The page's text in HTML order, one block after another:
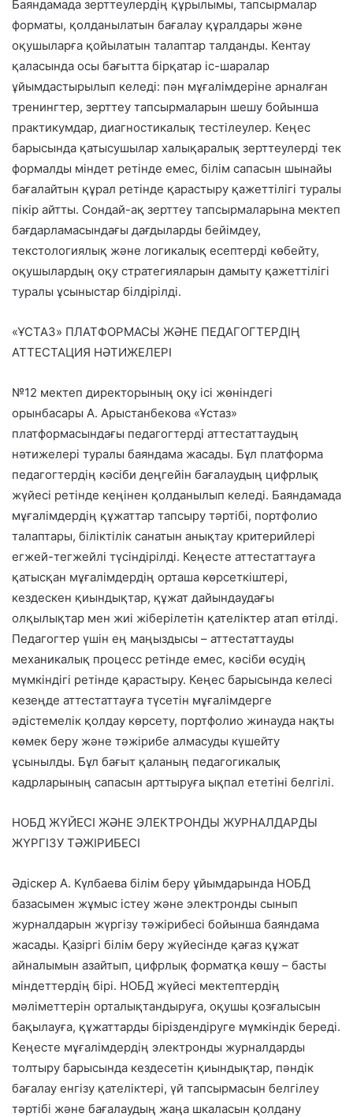
Баяндамада зерттеулердің құрылымы, тапсырмалар
форматы, қолданылатын бағалау құралдары және
оқушыларға қойылатын талаптар талданды. Кентау
қаласында осы бағытта бірқатар іс-шаралар
ұйымдастырылып келеді: пән мұғалімдеріне арналған
тренингтер, зерттеу тапсырмаларын шешу бойынша
практикумдар, диагностикалық тестілеулер. Кеңес
барысында қатысушылар халықаралық зерттеулерді тек
формалды міндет ретінде емес, білім сапасын шынайы
бағалайтын құрал ретінде қарастыру қажеттілігі туралы
пікір айтты. Сондай-ақ зерттеу тапсырмаларына мектеп
бағдарламасындағы дағдыларды бейімдеу,
текстологиялық және логикалық есептерді көбейту,
оқушылардың оқу стратегияларын дамыту қажеттілігі
туралы ұсыныстар білдірілді.
«ҰСТАЗ» ПЛАТФОРМАСЫ ЖӘНЕ ПЕДАГОГТЕРДІҢ
АТТЕСТАЦИЯ НӘТИЖЕЛЕРІ
№12 мектеп директорының оқу ісі жөніндегі
орынбасары А. Арыстанбекова «Ұстаз»
платформасындағы педагогтерді аттестаттаудың
нәтижелері туралы баяндама жасады. Бұл платформа
педагогтердің кәсіби деңгейін бағалаудың цифрлық
жүйесі ретінде кеңінен қолданылып келеді. Баяндамада
мұғалімдердің құжаттар тапсыру тәртібі, портфолио
талаптары, біліктілік санатын анықтау критерийлері
егжей-тегжейлі түсіндірілді. Кеңесте аттестаттауға
қатысқан мұғалімдердің орташа көрсеткіштері,
кездескен қиындықтар, құжат дайындаудағы
олқылықтар мен жиі жіберілетін қателіктер атап өтілді.
Педагогтер үшін ең маңыздысы – аттестаттауды
механикалық процесс ретінде емес, кәсіби өсудің
мүмкіндігі ретінде қарастыру. Кеңес барысында келесі
кезеңде аттестаттауға түсетін мұғалімдерге
әдістемелік қолдау көрсету, портфолио жинауда нақты
көмек беру және тәжірибе алмасуды күшейту
ұсынылды. Бұл бағыт қаланың педагогикалық
кадрларының сапасын арттыруға ықпал ететіні белгілі.
НОБД ЖҮЙЕСІ ЖӘНЕ ЭЛЕКТРОНДЫ ЖУРНАЛДАРДЫ
ЖҮРГІЗУ ТӘЖІРИБЕСІ
Әдіскер А. Күлбаева білім беру ұйымдарында НОБД
базасымен жұмыс істеу және электронды сынып
журналдарын жүргізу тәжірибесі бойынша баяндама
жасады. Қазіргі білім беру жүйесінде қағаз құжат
айналымын азайтып, цифрлық форматқа көшу – басты
міндеттердің бірі. НОБД жүйесі мектептердің
мәліметтерін орталықтандыруға, оқушы қозғалысын
бақылауға, құжаттарды біріздендіруге мүмкіндік береді.
Кеңесте мұғалімдердің электронды журналдарды
толтыру барысында кездесетін қиындықтар, пәндік
бағалау енгізу қателіктері, үй тапсырмасын белгілеу
тәртібі және бағалаудың жаңа шкаласын қолдану